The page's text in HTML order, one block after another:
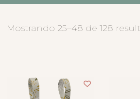
Mostrando 25–48 de 128